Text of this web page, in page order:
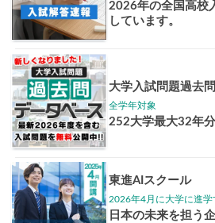
大学入試偏差値ランキング